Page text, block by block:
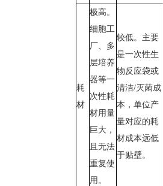
耗
材
极高。
细胞工
厂、多
层培养
器等一
次性耗
材用量
巨大，
且无法
重复使
用。
较低。主要
是一次性生
物反应袋或
清洁/灭菌成
本，单位产
量对应的耗
材成本远低
于贴壁。